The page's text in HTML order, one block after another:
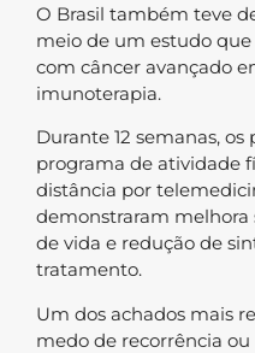
O Brasil também teve
meio de um estudo
com câncer avançado
imunoterapia.
Durante 12 semanas,
programa de atividade
distância por
demonstraram
de vida e redução de
tratamento.
Um dos achados mais
medo de recorrência